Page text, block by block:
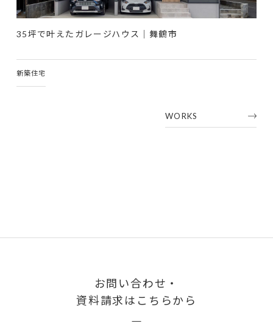
35坪で叶えたガレージハウス｜舞鶴市
新築住宅
WORKS
お問い合わせ・
資料請求はこちらから